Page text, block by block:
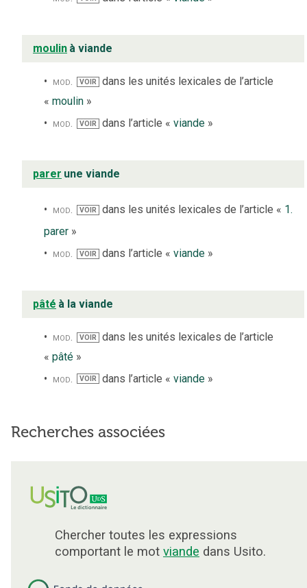
moulin à viande
mod. VOIR dans les unités lexicales de l’article
« moulin »
mod.
VOIR dans l’article « viande»
parer une viande
mod. VOIR dans les unités lexicales de l’article « 1.
parer »
mod.
VOIR dans l’article « viande»
pâté à la viande
mod. VOIR dans les unités lexicales de l’article
« pâté »
mod.
VOIR dans l’article « viande»
Recherches associées
Chercher toutes les expressions
comportant le mot viande dans Usito.